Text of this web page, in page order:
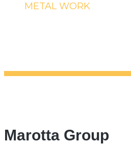
METAL WORK
Marotta Group